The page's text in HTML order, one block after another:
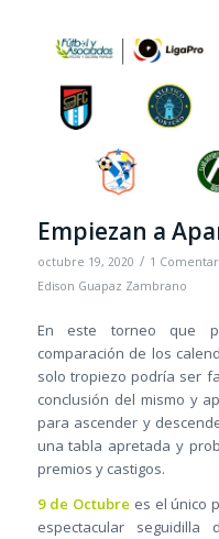
Empiezan a
octubre 19, 2020 / 1
Edison Guapaz Zambrano
En este torneo que
comparación de los
solo tropiezo podría ser
conclusión del mismo y
para ascender y
una tabla apretada y
premios y castigos.
9 de Octubre es el único
espectacular